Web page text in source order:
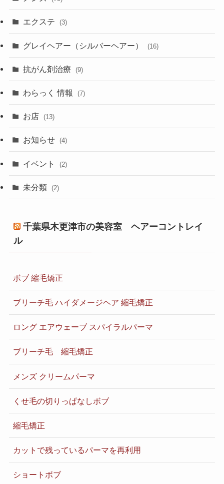
エクステ (3)
グレイヘアー（シルバーヘアー） (16)
抗がん剤治療 (9)
わらっく 情報 (7)
お店 (13)
お知らせ (4)
イベント (2)
未分類 (2)
千葉県木更津市の美容室 ヘアーコントレイ
ル
ボブ 縮毛矯正
ブリーチ毛 ハイダメージヘア 縮毛矯正
ロング エアウェーブ スパイラルパーマ
ブリーチ毛 縮毛矯正
メンズ クリームパーマ
くせ毛の切りっぱなしボブ
縮毛矯正
カットで残っているパーマを再利用
ショートボブ